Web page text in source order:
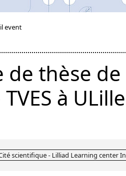
event
de thèse
à ULille
scientifique - Lilliad Learning center